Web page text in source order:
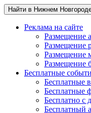
Найти в Нижнем
Реклама на сайте
Размещение
Размещение
Размещение
Размещение
Бесплатные
Бесплатные
Бесплатные
Бесплатно с
Бесплатный